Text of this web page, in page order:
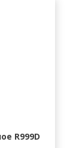
R999D